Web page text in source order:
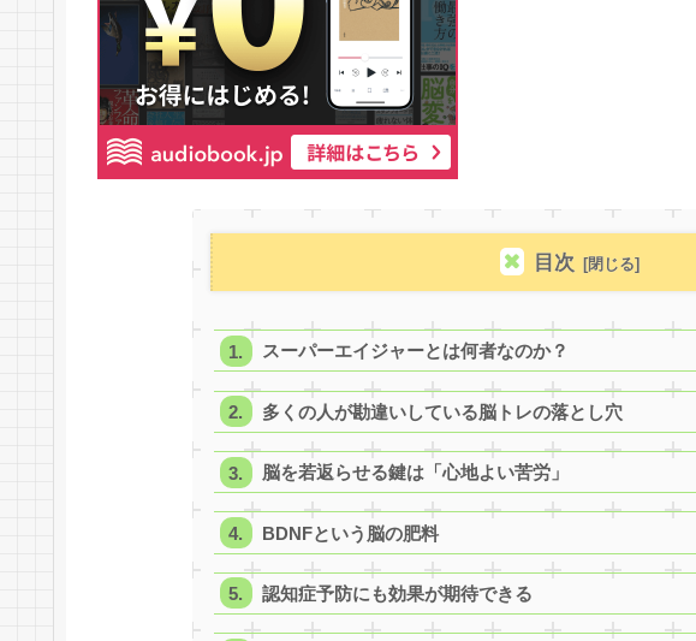
目次
スーパーエイジャーとは何者なのか？
多くの人が勘違いしている脳トレの落とし穴
脳を若返らせる鍵は「心地よい苦労」
BDNFという脳の肥料
認知症予防にも効果が期待できる